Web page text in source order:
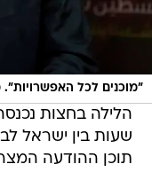
"מוכנים לכל
שעות בין ישראל
תוכן ההודעה